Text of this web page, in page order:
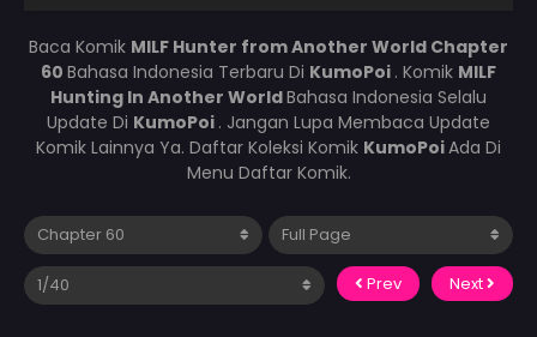
Baca Komik MILF Hunter from Another World Chapter
60 Bahasa Indonesia Terbaru Di KumoPoi . Komik MILF
Hunting In Another WorldBahasa Indonesia Selalu
Update Di KumoPoi . Jangan Lupa Membaca Update
Komik Lainnya Ya. Daftar Koleksi Komik KumoPoiAda Di
Menu Daftar Komik.
Prev Next